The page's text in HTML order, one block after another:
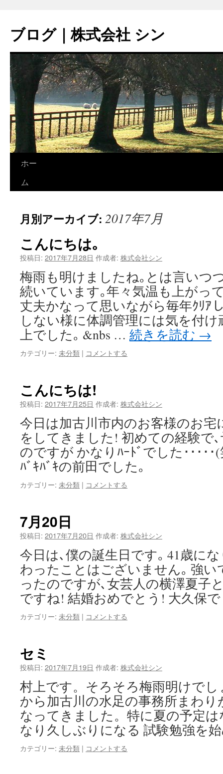
テ
ン
ス
キ
ッ
プ
ブログ｜株式会社 シン
ホー
ム
月別アーカイブ: 2017年7月
こんにちは｡
投稿日: 2017年7月28日 作成者: 株式会社シン
梅雨も明けましたね｡とは言いつ
続いています｡年々気温も上がっ
丈夫かなって思いながら毎年ｸﾘｱ
しない様に体調管理には気を付
上でした｡ &nbs … 続きを読む →
カテゴリー: 未分類 | コメントする
こんにちは!
投稿日: 2017年7月25日 作成者: 株式会社シン
今日は加古川市内のお客様のお宅
をしてきました! 初めての経験で
のですが かなりﾊｰﾄﾞでした････
ﾊﾞｷﾊﾞｷの前田でした｡
カテゴリー: 未分類 | コメントする
7月20日
投稿日: 2017年7月20日 作成者: 株式会社シン
今日は､僕の誕生日です｡ 41歳に
わったことはございません｡ 強い
ったのですが､女芸人の横澤夏子
ですね! 結婚おめでとう! 大久保
カテゴリー: 未分類 | コメントする
セミ
投稿日: 2017年7月19日 作成者: 株式会社シン
村上です。そろそろ梅雨明けで
から加古川の水足の事務所まわ
なってきました。特に夏の予定
なり久しぶりになる 試験勉強を
カテゴリー: 未分類 | コメントする